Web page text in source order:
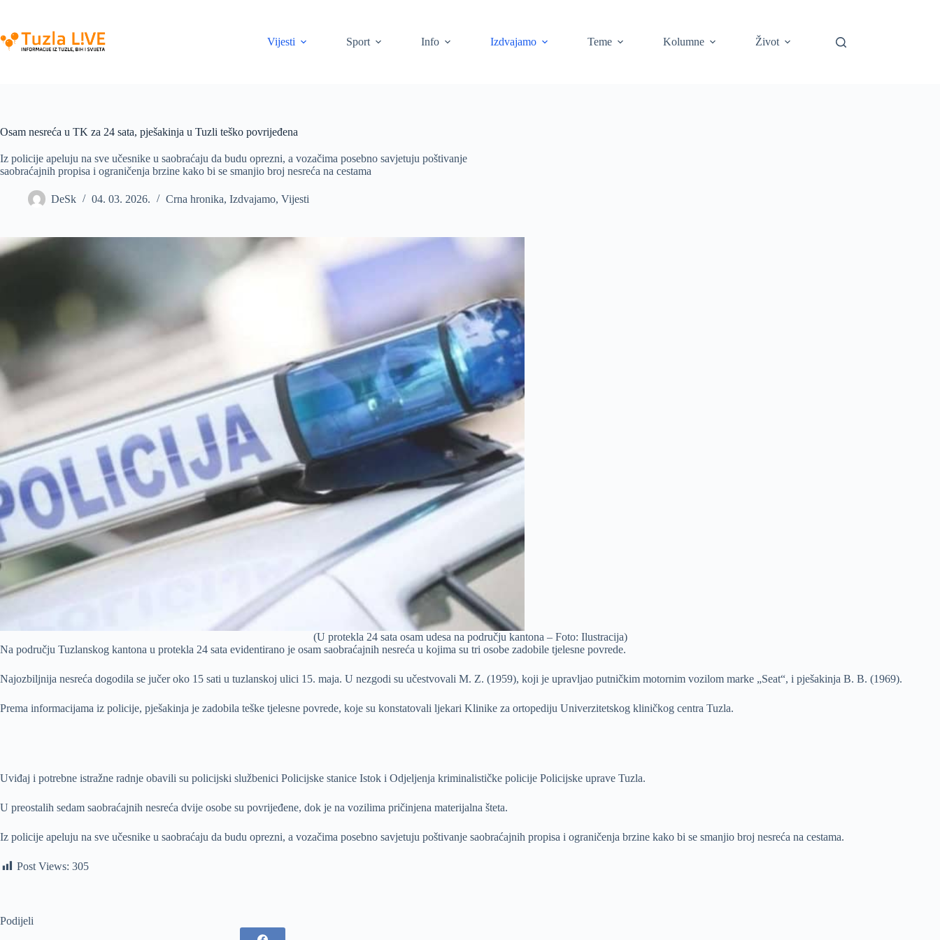
content
Vijesti
Sport Info Izdvajamo Teme Kolumne Život
Osam nesreća u TK za 24 sata, pješakinja u Tuzli teško povrijeđena
Iz policije apeluju na sve učesnike u saobraćaju da budu oprezni, a vozačima posebno savjetuju poštivanje
saobraćajnih propisa i ograničenja brzine kako bi se smanjio broj nesreća na cestama
DeSk 04. 03. 2026. Crna hronika, Izdvajamo, Vijesti
(U protekla 24 sata osam udesa na području kantona – Foto: Ilustracija)
Na području Tuzlanskog kantona u protekla 24 sata evidentirano je osam saobraćajnih nesreća u kojima su tri osobe zadobile tjelesne povrede.
Najozbiljnija nesreća dogodila se jučer oko 15 sati u tuzlanskoj ulici 15. maja. U nezgodi su učestvovali M. Z. (1959), koji je upravljao putničkim motornim vozilom marke „Seat“, i pješakinja B. B. (1969).
Prema informacijama iz policije, pješakinja je zadobila teške tjelesne povrede, koje su konstatovali ljekari Klinike za ortopediju Univerzitetskog kliničkog centra Tuzla.
Uviđaj i potrebne istražne radnje obavili su policijski službenici Policijske stanice Istok i Odjeljenja kriminalističke policije Policijske uprave Tuzla.
U preostalih sedam saobraćajnih nesreća dvije osobe su povrijeđene, dok je na vozilima pričinjena materijalna šteta.
Iz policije apeluju na sve učesnike u saobraćaju da budu oprezni, a vozačima posebno savjetuju poštivanje saobraćajnih propisa i ograničenja brzine kako bi se smanjio broj nesreća na cestama.
Post Views: 305
Podijeli